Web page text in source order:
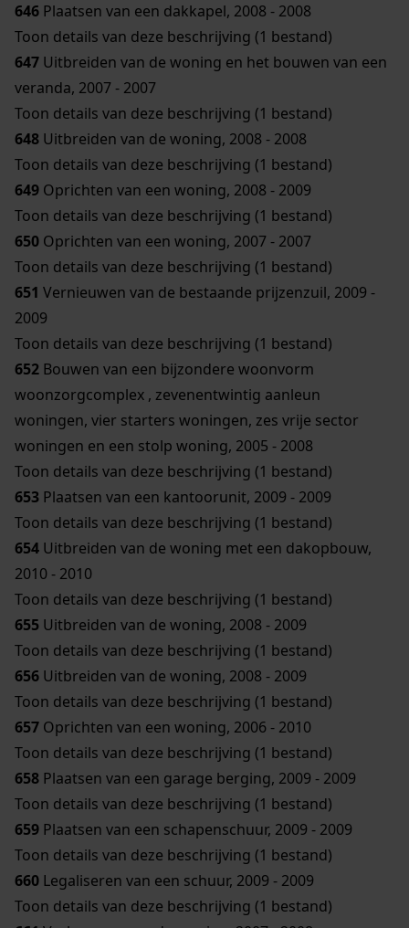
646 Plaatsen van een dakkapel, 2008 - 2008
Toon details van deze beschrijving (1 bestand)
647 Uitbreiden van de woning en het bouwen van een
veranda, 2007 - 2007
Toon details van deze beschrijving (1 bestand)
648 Uitbreiden van de woning, 2008 - 2008
Toon details van deze beschrijving (1 bestand)
649 Oprichten van een woning, 2008 - 2009
Toon details van deze beschrijving (1 bestand)
650 Oprichten van een woning, 2007 - 2007
Toon details van deze beschrijving (1 bestand)
651 Vernieuwen van de bestaande prijzenzuil, 2009 -
2009
Toon details van deze beschrijving (1 bestand)
652 Bouwen van een bijzondere woonvorm
woonzorgcomplex , zevenentwintig aanleun
woningen, vier starters woningen, zes vrije sector
woningen en een stolp woning, 2005 - 2008
Toon details van deze beschrijving (1 bestand)
653 Plaatsen van een kantoorunit, 2009 - 2009
Toon details van deze beschrijving (1 bestand)
654 Uitbreiden van de woning met een dakopbouw,
2010 - 2010
Toon details van deze beschrijving (1 bestand)
655 Uitbreiden van de woning, 2008 - 2009
Toon details van deze beschrijving (1 bestand)
656 Uitbreiden van de woning, 2008 - 2009
Toon details van deze beschrijving (1 bestand)
657 Oprichten van een woning, 2006 - 2010
Toon details van deze beschrijving (1 bestand)
658 Plaatsen van een garage berging, 2009 - 2009
Toon details van deze beschrijving (1 bestand)
659 Plaatsen van een schapenschuur, 2009 - 2009
Toon details van deze beschrijving (1 bestand)
660 Legaliseren van een schuur, 2009 - 2009
Toon details van deze beschrijving (1 bestand)